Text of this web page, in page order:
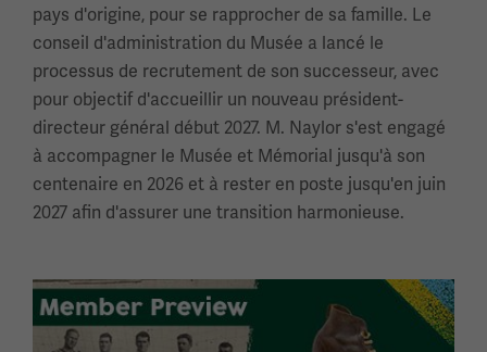
pays d'origine, pour se rapprocher de sa famille. Le
conseil d'administration du Musée a lancé le
processus de recrutement de son successeur, avec
pour objectif d'accueillir un nouveau président-
directeur général début 2027. M. Naylor s'est engagé
à accompagner le Musée et Mémorial jusqu'à son
centenaire en 2026 et à rester en poste jusqu'en juin
2027 afin d'assurer une transition harmonieuse.